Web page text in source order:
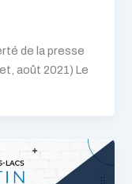
de la presse
août 2021) Le